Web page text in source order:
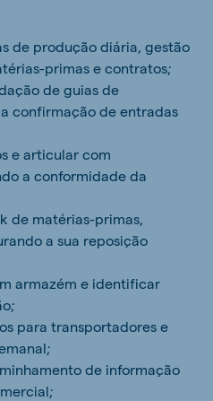
de produção diária, gestão
primas e contratos;
de guias de
confirmação de entradas
e articular com
a conformidade da
de matérias-primas,
a sua reposição
armazém e identificar
para transportadores e
de informação